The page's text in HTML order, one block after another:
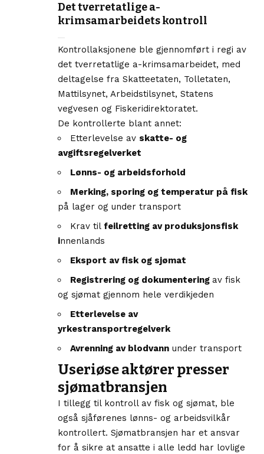
Det tverretatlige a-
krimsamarbeidets kontroll
Kontrollaksjonene ble gjennomført i regi av
det tverretatlige a-krimsamarbeidet, med
deltagelse fra Skatteetaten, Tolletaten,
Mattilsynet, Arbeidstilsynet, Statens
vegvesen og Fiskeridirektoratet.
De kontrollerte blant annet:
Etterlevelse av skatte- og
avgiftsregelverket
Lønns- og arbeidsforhold
Merking, sporing og temperatur på fisk
på lager og under transport
Krav til feilretting av produksjonsfisk
innenlands
Eksport av fisk og sjømat
Registrering og dokumentering av fisk
og sjømat gjennom hele verdikjeden
Etterlevelse av
yrkestransportregelverk
Avrenning av blodvann under transport
Useriøse aktører presser
sjømatbransjen
I tillegg til kontroll av fisk og sjømat, ble
også sjåførenes lønns- og arbeidsvilkår
kontrollert. Sjømatbransjen har et ansvar
for å sikre at ansatte i alle ledd har lovlige